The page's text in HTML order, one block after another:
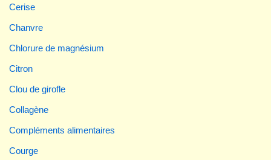
Cerise
Chanvre
Chlorure de magnésium
Citron
Clou de girofle
Collagène
Compléments alimentaires
Courge